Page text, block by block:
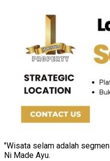
"Wisata selam adalah segmen
Ni Made Ayu.